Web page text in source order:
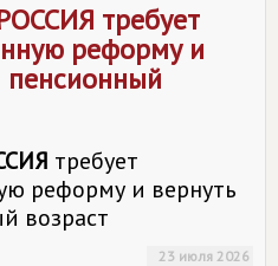
требует
реформу и
пенсионный
требует
реформу и вернуть
возраст
23 июля 2026